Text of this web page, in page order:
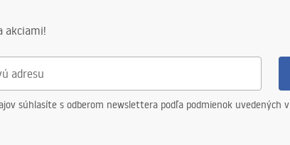
akciami!
súhlasíte s odberom newslettera podľa podmienok uvedených v